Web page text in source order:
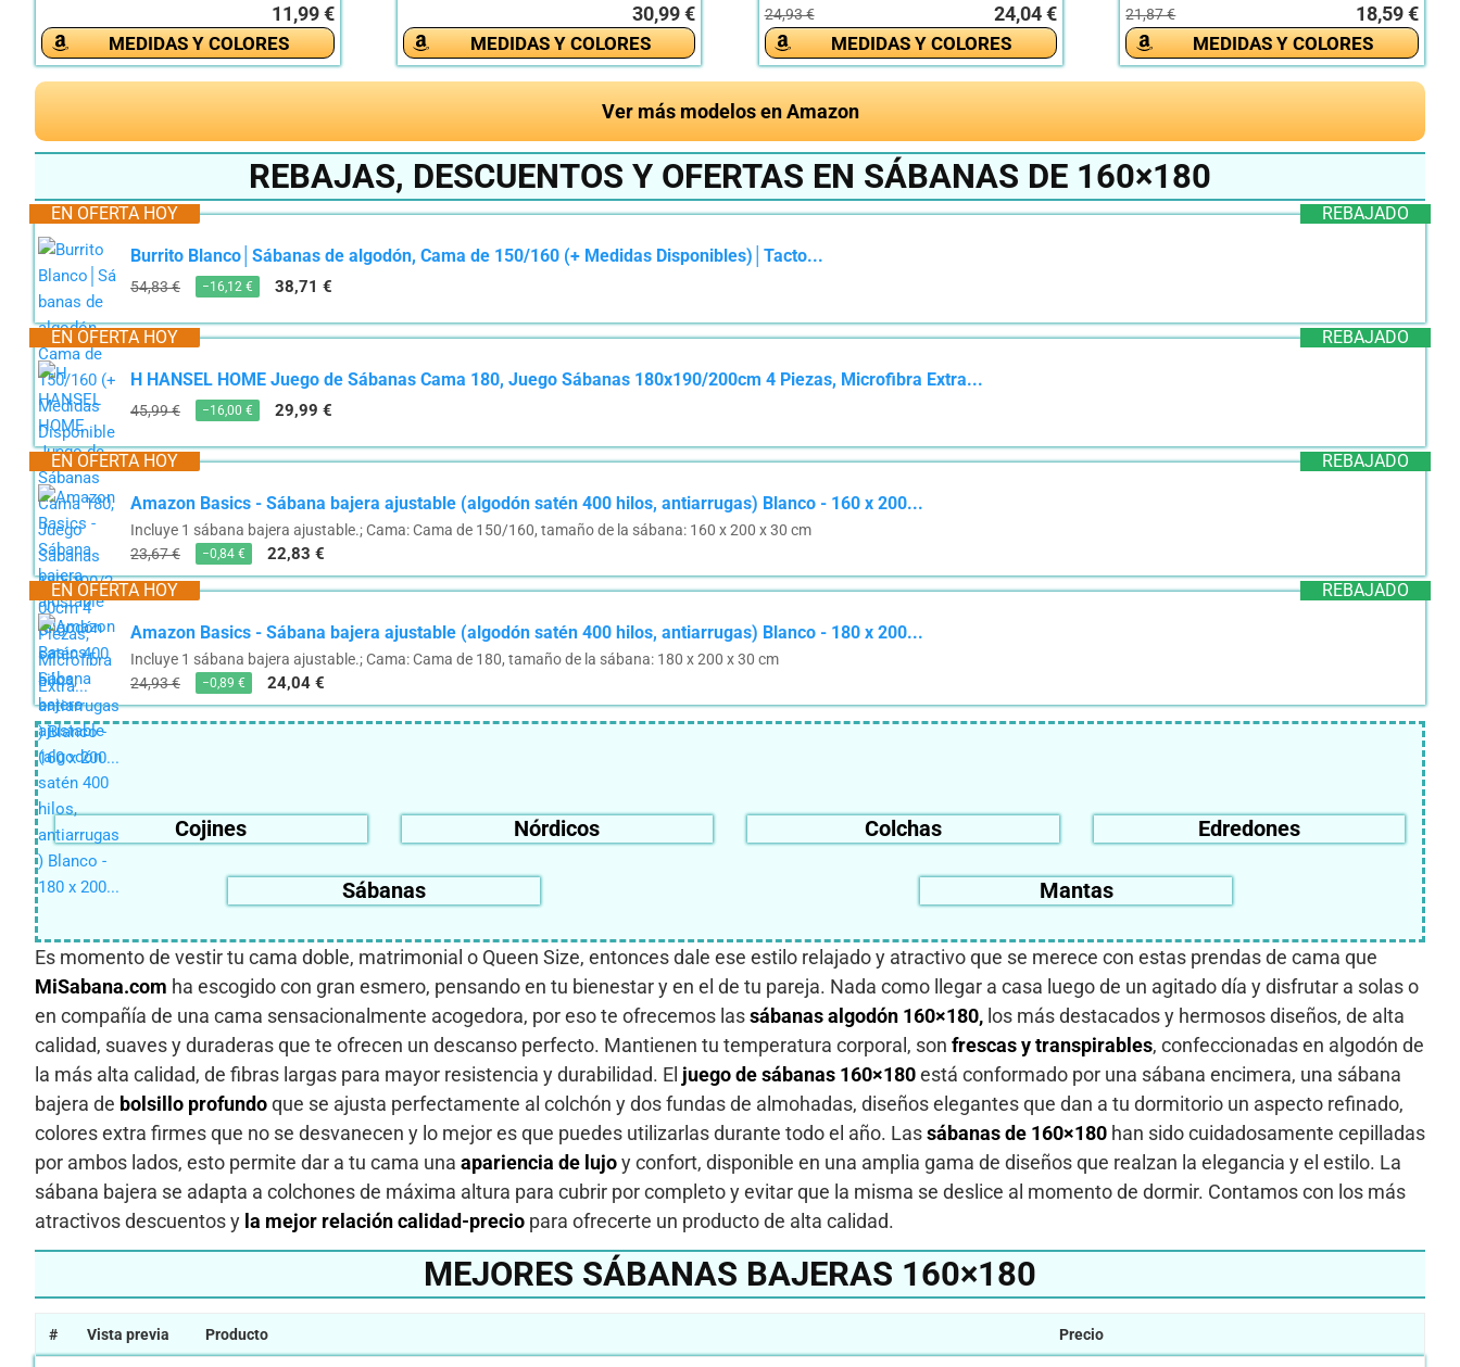
11,99 €
MEDIDAS Y COLORES
30,99 €
MEDIDAS Y COLORES
24,93 € 24,04 €
MEDIDAS Y COLORES
21,87 € 18,59 €
MEDIDAS Y COLORES
Ver más modelos en Amazon
REBAJAS, DESCUENTOS Y OFERTAS EN SÁBANAS DE 160×180
REBAJADO
EN OFERTA HOY
Burrito Blanco│Sábanas de algodón, Cama de 150/160 (+ Medidas Disponibles)│Tacto...
54,83 € −16,12 € 38,71 €
REBAJADO
EN OFERTA HOY
H HANSEL HOME Juego de Sábanas Cama 180, Juego Sábanas 180x190/200cm 4 Piezas, Microfibra Extra...
45,99 € −16,00 € 29,99 €
REBAJADO
EN OFERTA HOY
Amazon Basics - Sábana bajera ajustable (algodón satén 400 hilos, antiarrugas) Blanco - 160 x 200...
Incluye 1 sábana bajera ajustable.; Cama: Cama de 150/160, tamaño de la sábana: 160 x 200 x 30 cm
23,67 €
−0,84 € 22,83 €
REBAJADO
EN OFERTA HOY
Amazon Basics - Sábana bajera ajustable (algodón satén 400 hilos, antiarrugas) Blanco - 180 x 200...
Incluye 1 sábana bajera ajustable.; Cama: Cama de 180, tamaño de la sábana: 180 x 200 x 30 cm
24,93 €
−0,89 € 24,04 €
Cojines Nórdicos Colchas Edredones
Sábanas Mantas
Es momento de vestir tu cama doble, matrimonial o Queen Size, entonces dale ese estilo relajado y atractivo que se merece con estas prendas de cama que
MiSabana.com ha escogido con gran esmero, pensando en tu bienestar y en el de tu pareja. Nada como llegar a casa luego de un agitado día y disfrutar a solas o
en compañía de una cama sensacionalmente acogedora, por eso te ofrecemos lassábanas algodón 160×180, los más destacados y hermosos diseños, de alta
calidad, suaves y duraderas que te ofrecen un descanso perfecto. Mantienen tu temperatura corporal, son frescas y transpirables, confeccionadas en algodón de
la más alta calidad, de fibras largas para mayor resistencia y durabilidad. El juego de sábanas 160×180está conformado por una sábana encimera, una sábana
bajera de bolsillo profundoque se ajusta perfectamente al colchón y dos fundas de almohadas, diseños elegantes que dan a tu dormitorio un aspecto refinado,
colores extra firmes que no se desvanecen y lo mejor es que puedes utilizarlas durante todo el año. Lassábanas de 160×180 han sido cuidadosamente cepilladas
por ambos lados, esto permite dar a tu cama una apariencia de lujoy confort, disponible en una amplia gama de diseños que realzan la elegancia y el estilo. La
sábana bajera se adapta a colchones de máxima altura para cubrir por completo y evitar que la misma se deslice al momento de dormir. Contamos con los más
atractivos descuentos y la mejor relación calidad-precio para ofrecerte un producto de alta calidad.
MEJORES SÁBANAS BAJERAS 160×180
# Vista previa Producto Precio